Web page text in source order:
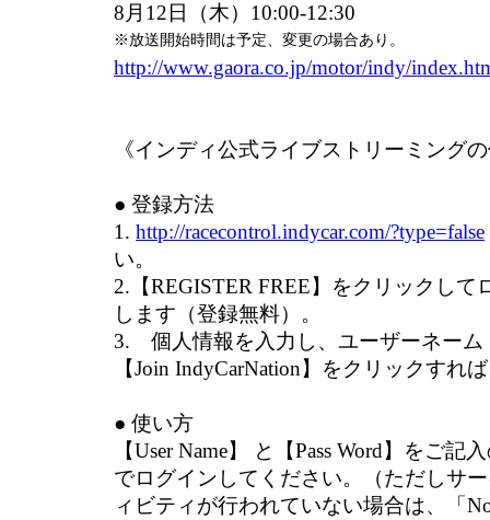
8月12日（木）10:00-12:30
※放送開始時間は予定、変更の場合あり。
http://www.gaora.co.jp/motor/indy/
《インディ公式ライブストリーミング
● 登録方法
1. http://racecontrol.indycar.com/?type=false
い。
2.【REGISTER FREE】をクリックして
します（登録無料）。
3. 個人情報を入力し、ユーザーネーム
【Join IndyCarNation】をクリックすれ
● 使い方
【User Name】 と【Pass Word】をご記
でログインしてください。（ただしサ
ィビティが行われていない場合は、「